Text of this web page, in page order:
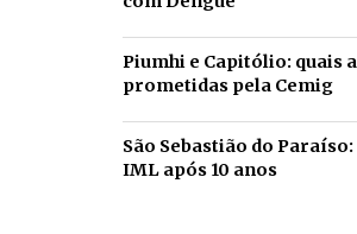
Piumhi e Capitólio: quais
prometidas pela Cemig
São Sebastião do Paraíso:
IML após 10 anos